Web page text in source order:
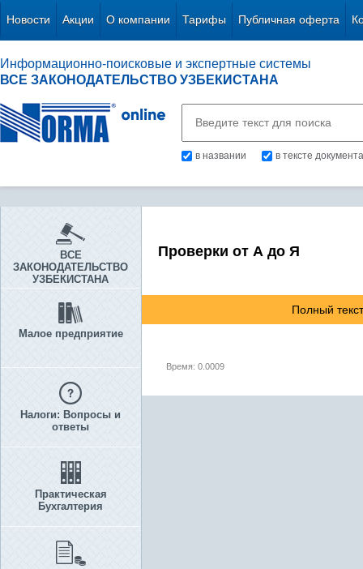
Новости Акции О компании Тарифы Публичная оферта
Информационно-поисковые и экспертные системы
ВСЕ ЗАКОНОДАТЕЛЬСТВО УЗБЕКИСТАНА
в названии в тексте документа
ВСЕ
ЗАКОНОДАТЕЛЬСТВО
УЗБЕКИСТАНА
Малое предприятие
Налоги: Вопросы и
ответы
Практическая
Бухгалтерия
Проверки от А до Я
Полный
Время: 0.0009